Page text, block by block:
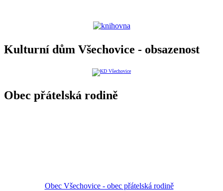
Kulturní dům Všechovice - obsazenost
Obec přátelská rodině
Obec Všechovice - obec přátelská rodině